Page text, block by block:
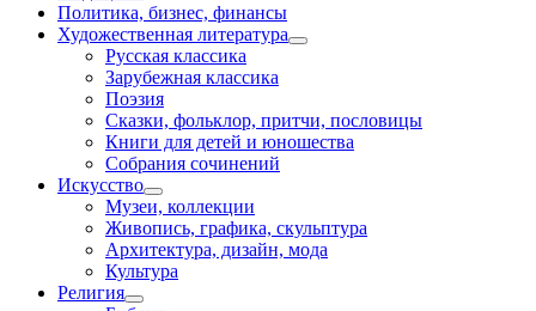
Политика, бизнес, финансы
Художественная литература
Русская классика
Зарубежная классика
Поэзия
Сказки, фольклор, притчи, пословицы
Книги для детей и юношества
Собрания сочинений
Искусство
Музеи, коллекции
Живопись, графика, скульптура
Архитектура, дизайн, мода
Культура
Религия